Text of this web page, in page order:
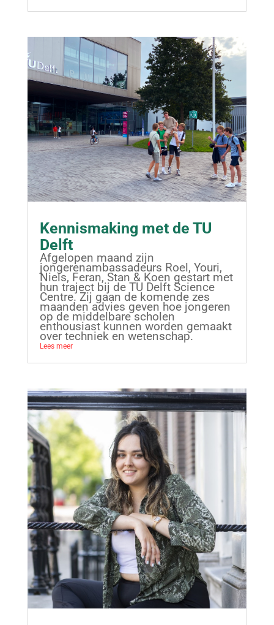
Kennismaking met de TU
Delft
Afgelopen maand zijn
jongerenambassadeurs Roel, Youri,
Niels, Feran, Stan & Koen gestart met
hun traject bij de TU Delft Science
Centre. Zij gaan de komende zes
maanden advies geven hoe jongeren
op de middelbare scholen
enthousiast kunnen worden gemaakt
over techniek en wetenschap.
Lees meer